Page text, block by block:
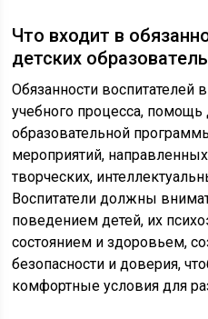
Что входит в
детских
Обязанности
учебного процесса,
образовательной
мероприятий,
творческих,
Воспитатели должны
поведением детей, их
состоянием и здоровьем,
безопасности и доверия,
комфортные условия для